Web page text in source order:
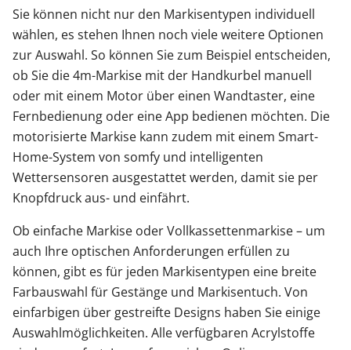
Sie können nicht nur den Markisentypen individuell
wählen, es stehen Ihnen noch viele weitere Optionen
zur Auswahl. So können Sie zum Beispiel entscheiden,
ob Sie die 4m-Markise mit der Handkurbel manuell
oder mit einem Motor über einen Wandtaster, eine
Fernbedienung oder eine App bedienen möchten. Die
motorisierte Markise kann zudem mit einem Smart-
Home-System von somfy und intelligenten
Wettersensoren ausgestattet werden, damit sie per
Knopfdruck aus- und einfährt.
Ob einfache Markise oder Vollkassettenmarkise – um
auch Ihre optischen Anforderungen erfüllen zu
können, gibt es für jeden Markisentypen eine breite
Farbauswahl für Gestänge und Markisentuch. Von
einfarbigen über gestreifte Designs haben Sie einige
Auswahlmöglichkeiten. Alle verfügbaren Acrylstoffe